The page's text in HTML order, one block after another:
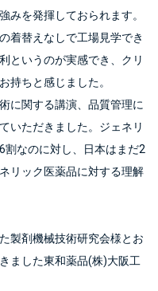
みを発揮しておられます。
着替えなしで工場見学でき
というのが実感でき、クリ
持ちと感じました。
に関する講演、品質管理に
いただきました。ジェネリ
割なのに対し、日本はまだ2
リック医薬品に対する理解
製剤機械技術研究会様とお
ました東和薬品(株)大阪工